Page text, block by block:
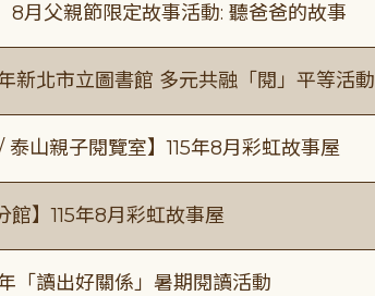
8月父親節限定故事活動: 聽爸爸的故事
年新北市立圖書館 多元共融「閱」平等活動
泰山親子閱覽室】115年8月彩虹故事屋
館】115年8月彩虹故事屋
年「讀出好關係」暑期閱讀活動